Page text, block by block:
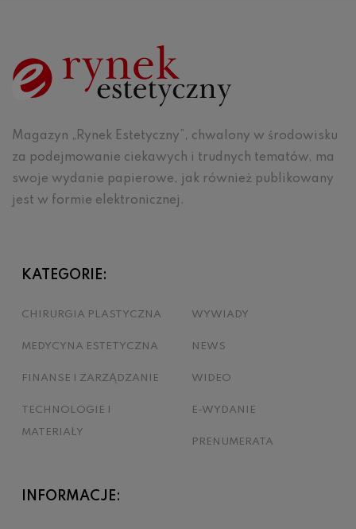
Magazyn „Rynek Estetyczny”, chwalony w środowisku
za podejmowanie ciekawych i trudnych tematów, ma
swoje wydanie papierowe, jak również publikowany
jest w formie elektronicznej.
KATEGORIE:
CHIRURGIA PLASTYCZNA
MEDYCYNA ESTETYCZNA
FINANSE I ZARZĄDZANIE
TECHNOLOGIE I
MATERIAŁY
WYWIADY
NEWS
WIDEO
E-WYDANIE
PRENUMERATA
INFORMACJE: